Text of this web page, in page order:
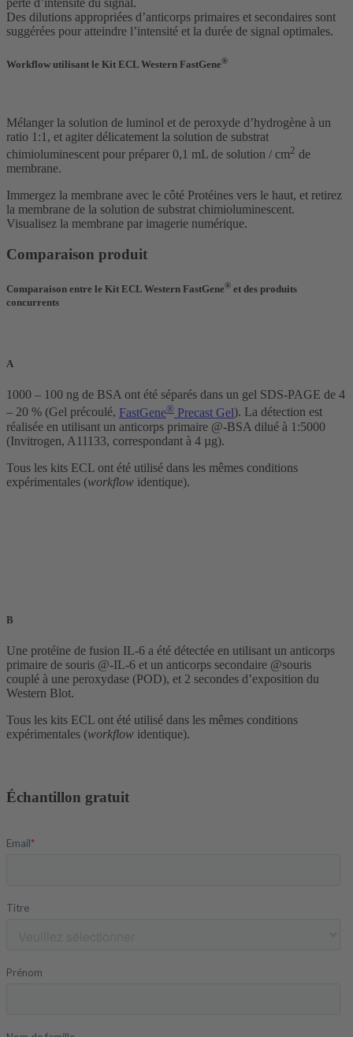
perte d’intensité du signal.
Des dilutions appropriées d’anticorps primaires et secondaires sont
suggérées pour atteindre l’intensité et la durée de signal optimales.
Workflow utilisant le Kit ECL Western FastGene®
Mélanger la solution de luminol et de peroxyde d’hydrogène à un
ratio 1:1, et agiter délicatement la solution de substrat
chimioluminescent pour préparer 0,1 mL de solution / cm2 de
membrane.
Immergez la membrane avec le côté Protéines vers le haut, et retirez
la membrane de la solution de substrat chimioluminescent.
Visualisez la membrane par imagerie numérique.
Comparaison produit
Comparaison entre le Kit ECL Western FastGene® et des produits
concurrents
A
1000 – 100 ng de BSA ont été séparés dans un gel SDS-PAGE de 4
– 20 % (Gel précoulé, FastGene® Precast Gel). La détection est
réalisée en utilisant un anticorps primaire @-BSA dilué à 1:5000
(Invitrogen, A11133, correspondant à 4 µg).
Tous les kits ECL ont été utilisé dans les mêmes conditions
expérimentales (workflow identique).
B
Une protéine de fusion IL-6 a été détectée en utilisant un anticorps
primaire de souris @-IL-6 et un anticorps secondaire @souris
couplé à une peroxydase (POD), et 2 secondes d’exposition du
Western Blot.
Tous les kits ECL ont été utilisé dans les mêmes conditions
expérimentales (workflow identique).
Échantillon gratuit